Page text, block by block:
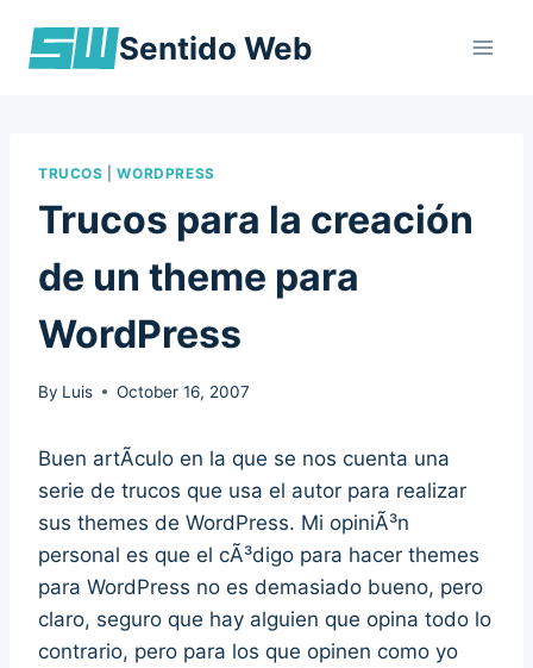
Sentido Web
TRUCOS |WORDPRESS
Trucos para la creación
de un theme para
WordPress
By Luis October 16, 2007
Buen artÃ­culo en la que se nos cuenta una
serie de trucos que usa el autor para realizar
sus themes de WordPress. Mi opiniÃ³n
personal es que el cÃ³digo para hacer themes
para WordPress no es demasiado bueno, pero
claro, seguro que hay alguien que opina todo lo
contrario, pero para los que opinen como yo